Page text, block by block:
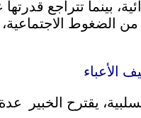
بينما تتراجع
من الضغوط
الأعباء